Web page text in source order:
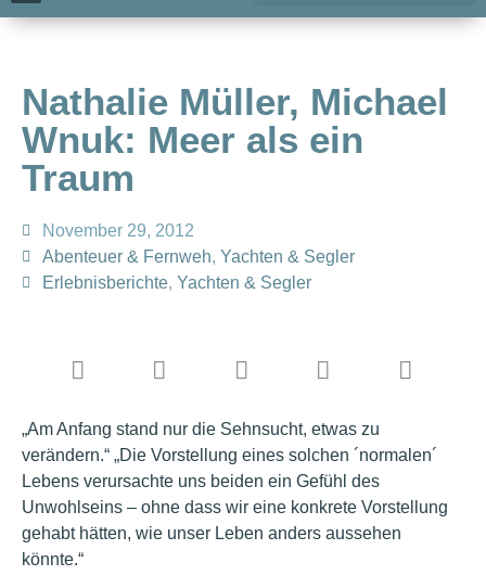
Nathalie Müller, Michael
Wnuk: Meer als ein
Traum
November 29, 2012
Abenteuer & Fernweh, Yachten & Segler
Erlebnisberichte, Yachten & Segler
„Am Anfang stand nur die Sehnsucht, etwas zu
verändern.“ „Die Vorstellung eines solchen ´normalen´
Lebens verursachte uns beiden ein Gefühl des
Unwohlseins – ohne dass wir eine konkrete Vorstellung
gehabt hätten, wie unser Leben anders aussehen
könnte.“